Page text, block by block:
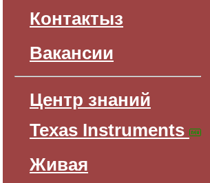
Контактыз
Вакансии
Центр знаний
Texas Instruments
Живая